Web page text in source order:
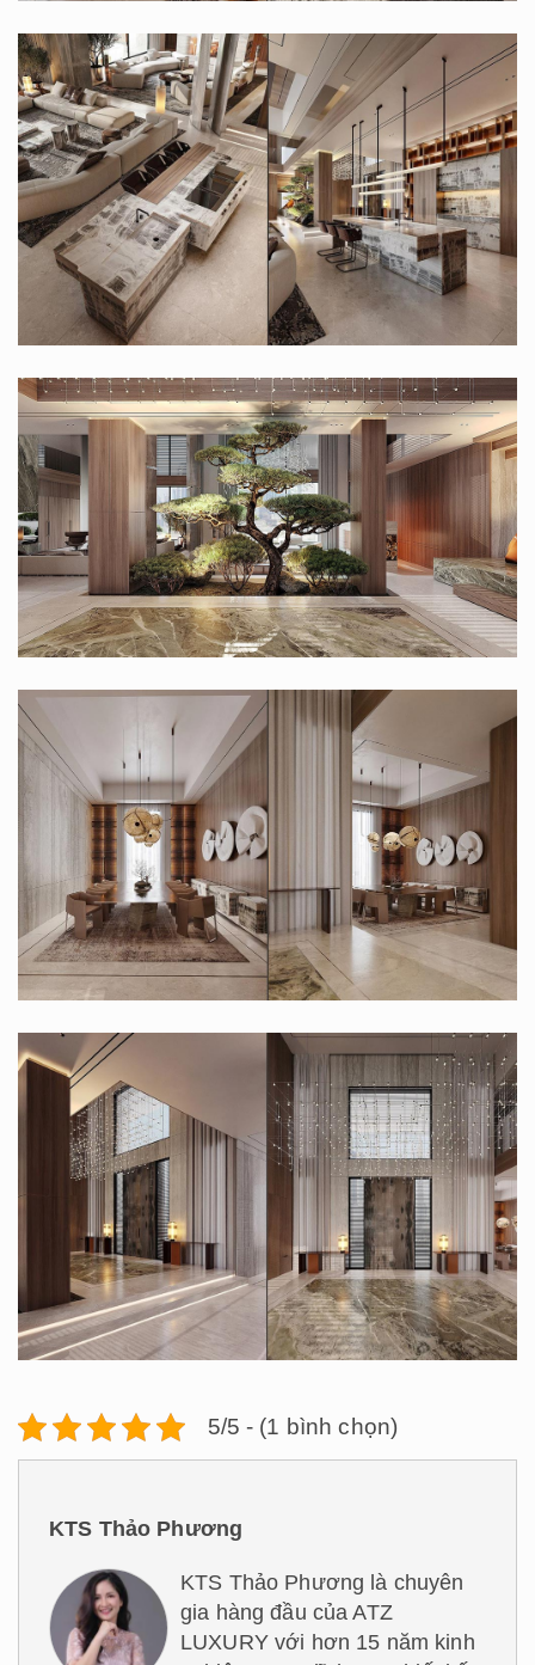
5/5 - (1 bình chọn)
KTS Thảo Phương
KTS Thảo Phương là chuyên
gia hàng đầu của ATZ
LUXURY với hơn 15 năm kinh